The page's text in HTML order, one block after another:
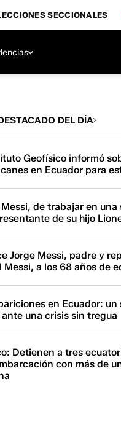
SECCIONALES
DEL DÍA
Geofísico informó
en Ecuador para
de trabajar en
de su hijo
Jorge Messi, padre y
Messi, a los 68 años de
en Ecuador:
una crisis sin tregua
Detienen a tres
con más de